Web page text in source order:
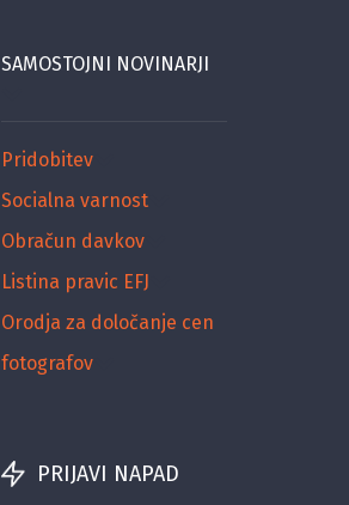
SAMOSTOJNI NOVINARJI
Pridobitev
Socialna varnost
Obračun davkov
Listina pravic EFJ
Orodja za določanje cen
fotografov
PRIJAVI NAPAD